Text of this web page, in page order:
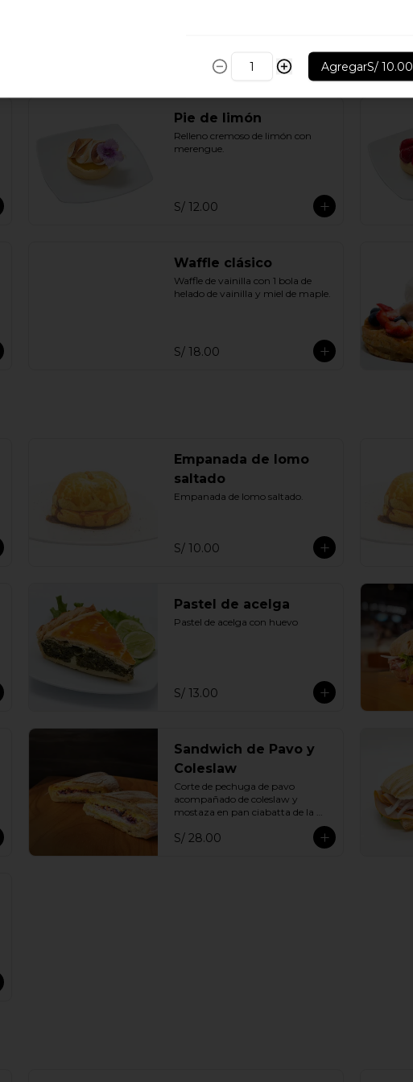
S/ 14.00
Pie de limón
Relleno cremoso de limón con
merengue.
S/ 12.00
Waffle clásico
Waffle de vainilla con 1 bola de
helado de vainilla y miel de maple.
S/ 18.00
Empanada de lomo
saltado
Empanada de lomo saltado.
S/ 10.00
Pastel de acelga
Pastel de acelga con huevo
S/ 13.00
Sandwich de Pavo y
Coleslaw
Corte de pechuga de pavo
acompañado de coleslaw y
mostaza en pan ciabatta de la
S/ 28.00
AgregarS/ 10.00